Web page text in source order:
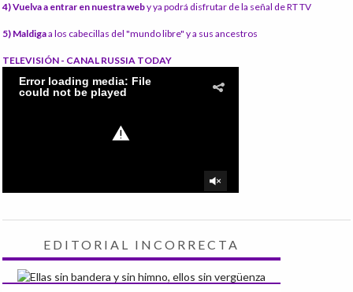
4) Vuelva a entrar en nuestra weby ya podrá disfrutar de la señal de RT TV
5) Maldigaa los cabecillas del "mundo libre" y a sus ancestros
TELEVISIÓN - CANAL RUSSIA TODAY
EDITORIAL INCORRECTA